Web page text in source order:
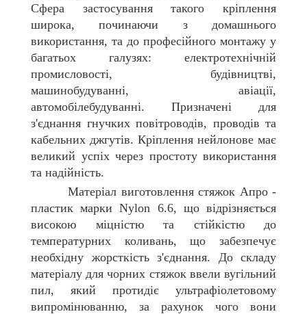
Сфера застосування такого кріплення
широка, починаючи з домашнього
використання, та до професійного монтажу у
багатьох галузях: електротехнічній
промисловості, будівництві,
машинобудуванні, авіації,
автомобілебудуванні. Призначені для
з'єднання гнучких повітроводів, проводів та
кабельних джгутів. Кріплення нейлонове має
великий успіх через простоту використання
та надійність.
Матеріал виготовлення стяжок Апро -
пластик марки Nylon 6.6, що відрізняється
високою міцністю та стійкістю до
температурних коливань, що забезпечує
необхідну жорсткість з'єднання. До складу
матеріалу для чорних стяжок ввели вугільний
пил, який протидіє ультрафіолетовому
випромінюванню, за рахунок чого вони